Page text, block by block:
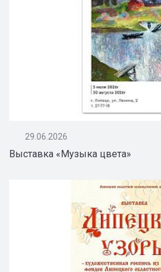
29.06.2026
Выставка «Музыка цвета»